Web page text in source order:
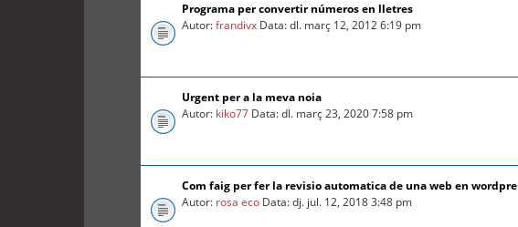
Programa per convertir números en lletres
Autor:frandivx Data: dl. març 12, 2012 6:19 pm
Urgent per a la meva noia
Autor: kiko77 Data: dl. març 23, 2020 7:58 pm
Com faig per fer la revisio automatica de una web en wordpre
Autor: rosa eco Data: dj. jul. 12, 2018 3:48 pm